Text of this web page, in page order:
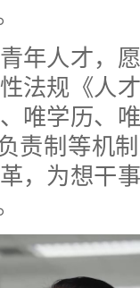
人才，愿
法规《人
唯学历、
责制等机
，为想干